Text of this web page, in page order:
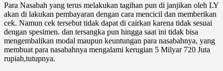
Para Nasabah yang terus melakukan tagihan pun di janjikan oleh LY
akan di lakukan pembayaran dengan cara mencicil dan memberikan
cek. Namun cek tersebut tidak dapat di cairkan karena tidak sesuai
dengan spesimen. dan tersangka pun hingga saat ini tidak bisa
mengembalikan modal maupun keuntungan para nasabahnya, yang
membuat para nasabahnya mengalami kerugian 5 Milyar 720 Juta
rupiah,tutupnya.